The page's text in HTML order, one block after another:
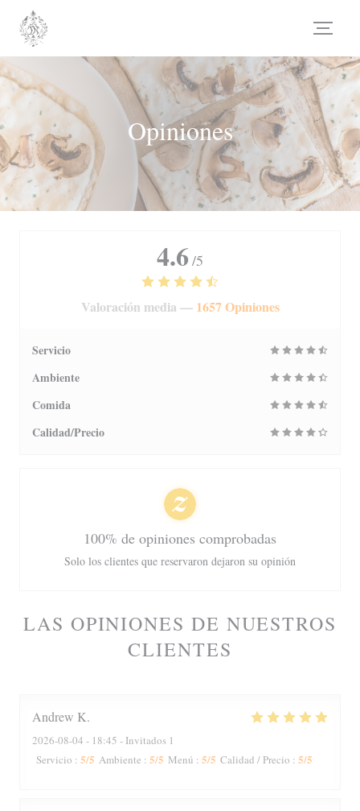
Personalización de sus opciones de cookies
Opiniones
LAS OPINIONES DE NUESTROS
CLIENTES
Andrew K
2026-08-04 - 18:45 - Invitados 1
Servicio : 5/5 Ambiente : 5/5 Menú : 5/5 Calidad / Precio : 5/5
4.6 /5
Valoración media — 1657 Opiniones
Servicio
Ambiente
Comida
Calidad/Precio
100% de opiniones comprobadas
Solo los clientes que reservaron dejaron su opinión